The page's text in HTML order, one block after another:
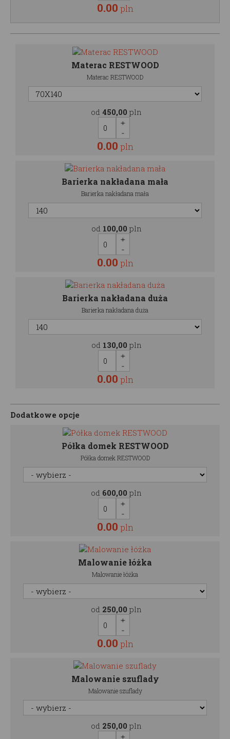
0.00 pln
Materac RESTWOOD
Materac RESTWOOD
od 450,00 pln
0.00 pln
Barierka nakładana mała
Barierka nakładana mała
od 100,00 pln
0.00 pln
Barierka nakładana duża
Barierka nakładana duża
od 130,00 pln
0.00 pln
Dodatkowe opcje
Półka domek RESTWOOD
Półka domek RESTWOOD
od 600,00 pln
0.00 pln
Malowanie łóżka
Malowanie łóżka
od 250,00 pln
0.00 pln
Malowanie szuflady
Malowanie szuflady
od 250,00 pln